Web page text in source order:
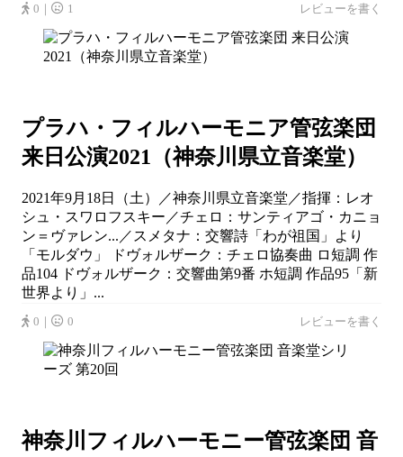
0｜ 1 レビューを書く
プラハ・フィルハーモニア管弦楽団
来日公演2021（神奈川県立音楽堂）
2021年9月18日（土）／神奈川県立音楽堂／指揮：レオ
シュ・スワロフスキー／チェロ：サンティアゴ・カニョ
ン＝ヴァレン...／スメタナ：交響詩「わが祖国」より
「モルダウ」 ドヴォルザーク：チェロ協奏曲 ロ短調 作
品104 ドヴォルザーク：交響曲第9番 ホ短調 作品95「新
世界より」...
0｜ 0 レビューを書く
神奈川フィルハーモニー管弦楽団 音